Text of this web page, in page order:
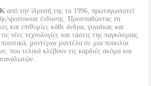
από την ίδρυσή της το 1996, πρωταγωνιστεί
sportswear ένδυσης. Προσπαθώντας να
και επιθυμίες κάθε άνδρα, γυναίκας και
νέες τεχνολογίες και τάσεις της παγκόσμιας
μοντέρνα μοντέλα σε μια ποικιλία
που τελικά κλέβουν τις καρδιές ακόμα και